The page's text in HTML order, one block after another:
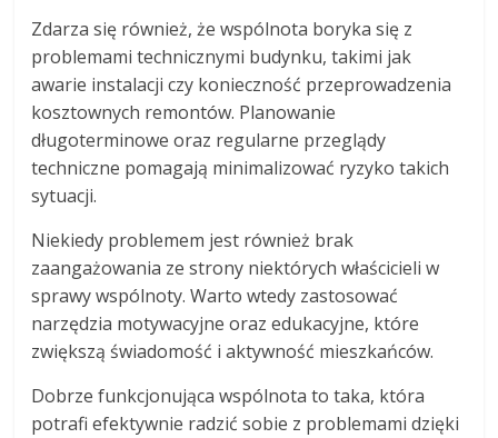
Zdarza się również, że wspólnota boryka się z
problemami technicznymi budynku, takimi jak
awarie instalacji czy konieczność przeprowadzenia
kosztownych remontów. Planowanie
długoterminowe oraz regularne przeglądy
techniczne pomagają minimalizować ryzyko takich
sytuacji.
Niekiedy problemem jest również brak
zaangażowania ze strony niektórych właścicieli w
sprawy wspólnoty. Warto wtedy zastosować
narzędzia motywacyjne oraz edukacyjne, które
zwiększą świadomość i aktywność mieszkańców.
Dobrze funkcjonująca wspólnota to taka, która
potrafi efektywnie radzić sobie z problemami dzięki